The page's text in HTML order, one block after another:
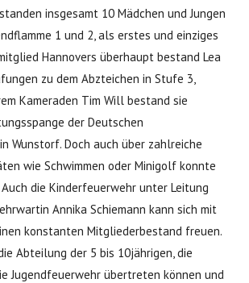
insgesamt 10 Mädchen und Jungen
1 und 2, als erstes und einziges
Hannovers überhaupt bestand Lea
zu dem Abzteichen in Stufe 3,
Kameraden Tim Will bestand sie
der Deutschen
Wunstorf. Doch auch über zahlreiche
wie Schwimmen oder Minigolf konnte
die Kinderfeuerwehr unter Leitung
Annika Schiemann kann sich mit
konstanten Mitgliederbestand freuen.
Abteilung der 5 bis 10jährigen, die
Jugendfeuerwehr übertreten können und